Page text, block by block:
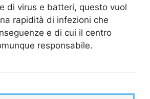
di virus e batteri, questo vuol
rapidità di infezioni che
e di cui il centro
responsabile.